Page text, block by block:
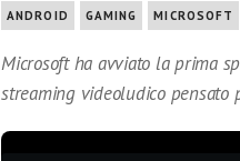
ANDROID GAMING MICROSOFT
Microsoft ha avviato la prima
streaming videoludico pensato